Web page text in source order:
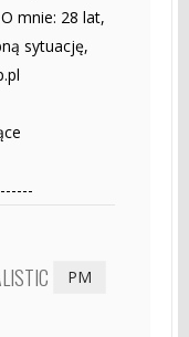
mnie: 28 lat,
sytuację,
PM